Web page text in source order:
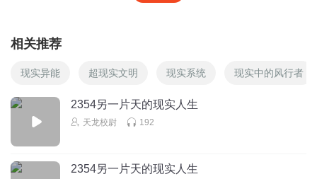
相关推荐
现实异能 超现实文明 现实系统 现实中的风行者
2354另一片天的现实人生
天龙校尉 192
2354另一片天的现实人生